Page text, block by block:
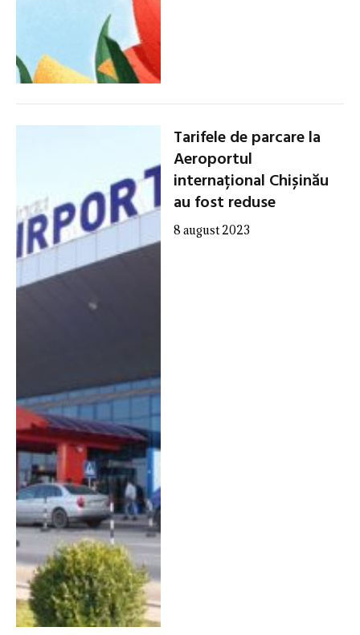
Tarifele de parcare la
Aeroportul
internațional Chișinău
au fost reduse
8 august 2023